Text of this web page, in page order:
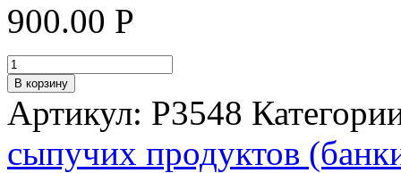
900.00 Р
В корзину
Артикул: P3548
сыпучих продуктов